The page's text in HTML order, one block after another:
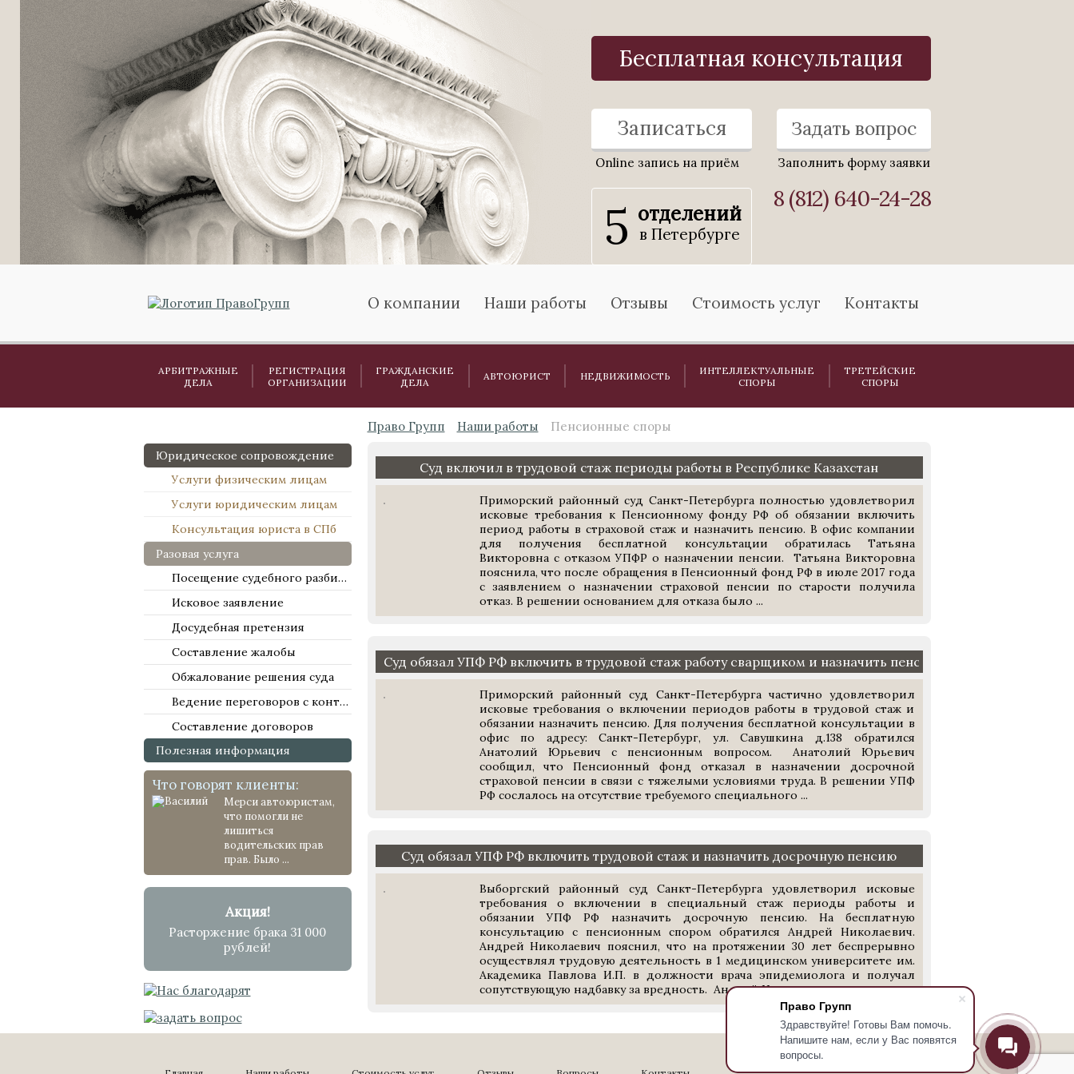
Право Групп
Здравствуйте! Готовы Вам помочь.
Напишите нам, если у Вас появятся
вопросы.
Бесплатная консультация
Записаться
Online запись на приём
Задать вопрос
Заполнить форму заявки
5 отделений
в Петербурге
8 (812) 640-24-28
О компании Наши работы Отзывы Стоимость услуг Контакты
АРБИТРАЖНЫЕ
ДЕЛА
РЕГИСТРАЦИЯ
ОРГАНИЗАЦИИ
ГРАЖДАНСКИЕ
ДЕЛА
АВТОЮРИСТ НЕДВИЖИМОСТЬ
ИНТЕЛЛЕКТУАЛЬНЫЕ
СПОРЫ
ТРЕТЕЙСКИЕ
СПОРЫ
Юридическое сопровождение
Услуги физическим лицам
Услуги юридическим лицам
Консультация юриста в СПб
Разовая услуга
Посещение судебного разбирательства
Исковое заявление
Досудебная претензия
Составление жалобы
Обжалование решения суда
Ведение переговоров с контрагентами
Составление договоров
Полезная информация
Что говорят клиенты:
Мерси автоюристам,
что помогли не
лишиться
водительских прав
прав. Было ...
Акция!
Расторжение брака 31 000
рублей!
Право Групп Наши работы Пенсионные споры
Суд включил в трудовой стаж периоды работы в Республике Казахстан
Приморский районный суд Санкт-Петербурга полностью удовлетворил
исковые требования к Пенсионному фонду РФ об обязании включить
период работы в страховой стаж и назначить пенсию. В офис компании
для получения бесплатной консультации обратилась Татьяна
Викторовна с отказом УПФР о назначении пенсии. Татьяна Викторовна
пояснила, что после обращения в Пенсионный фонд РФ в июле 2017 года
с заявлением о назначении страховой пенсии по старости получила
отказ. В решении основанием для отказа было ...
Суд обязал УПФ РФ включить в трудовой стаж работу сварщиком и назначить пенсию
Приморский районный суд Санкт-Петербурга частично удовлетворил
исковые требования о включении периодов работы в трудовой стаж и
обязании назначить пенсию. Для получения бесплатной консультации в
офис по адресу: Санкт-Петербург, ул. Савушкина д.138 обратился
Анатолий Юрьевич с пенсионным вопросом. Анатолий Юрьевич
сообщил, что Пенсионный фонд отказал в назначении досрочной
страховой пенсии в связи с тяжелыми условиями труда. В решении УПФ
РФ сослалось на отсутствие требуемого специального ...
Суд обязал УПФ РФ включить трудовой стаж и назначить досрочную пенсию
Выборгский районный суд Санкт-Петербурга удовлетворил исковые
требования о включении в специальный стаж периоды работы и
обязании УПФ РФ назначить досрочную пенсию. На бесплатную
консультацию с пенсионным спором обратился Андрей Николаевич.
Андрей Николаевич пояснил, что на протяжении 30 лет беспрерывно
осуществлял трудовую деятельность в 1 медицинском университете им.
Академика Павлова И.П. в должности врача эпидемиолога и получал
сопутствующую надбавку за вредность. Андрей Николаевич ...